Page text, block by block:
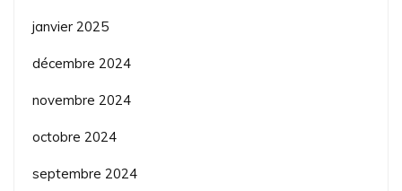
janvier 2025
décembre 2024
novembre 2024
octobre 2024
septembre 2024